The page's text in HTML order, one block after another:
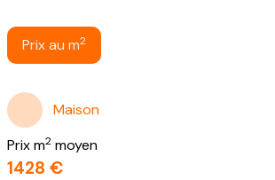
Prix au m2
Maison
Prix m2 moyen
1428 €